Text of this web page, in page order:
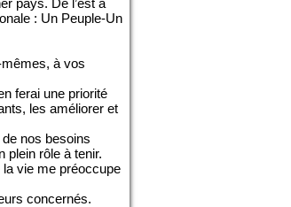
pays. De l’est à
: Un Peuple-Un
à vos
ferai une priorité
les améliorer et
nos besoins
plein rôle à tenir.
vie me préoccupe
concernés.